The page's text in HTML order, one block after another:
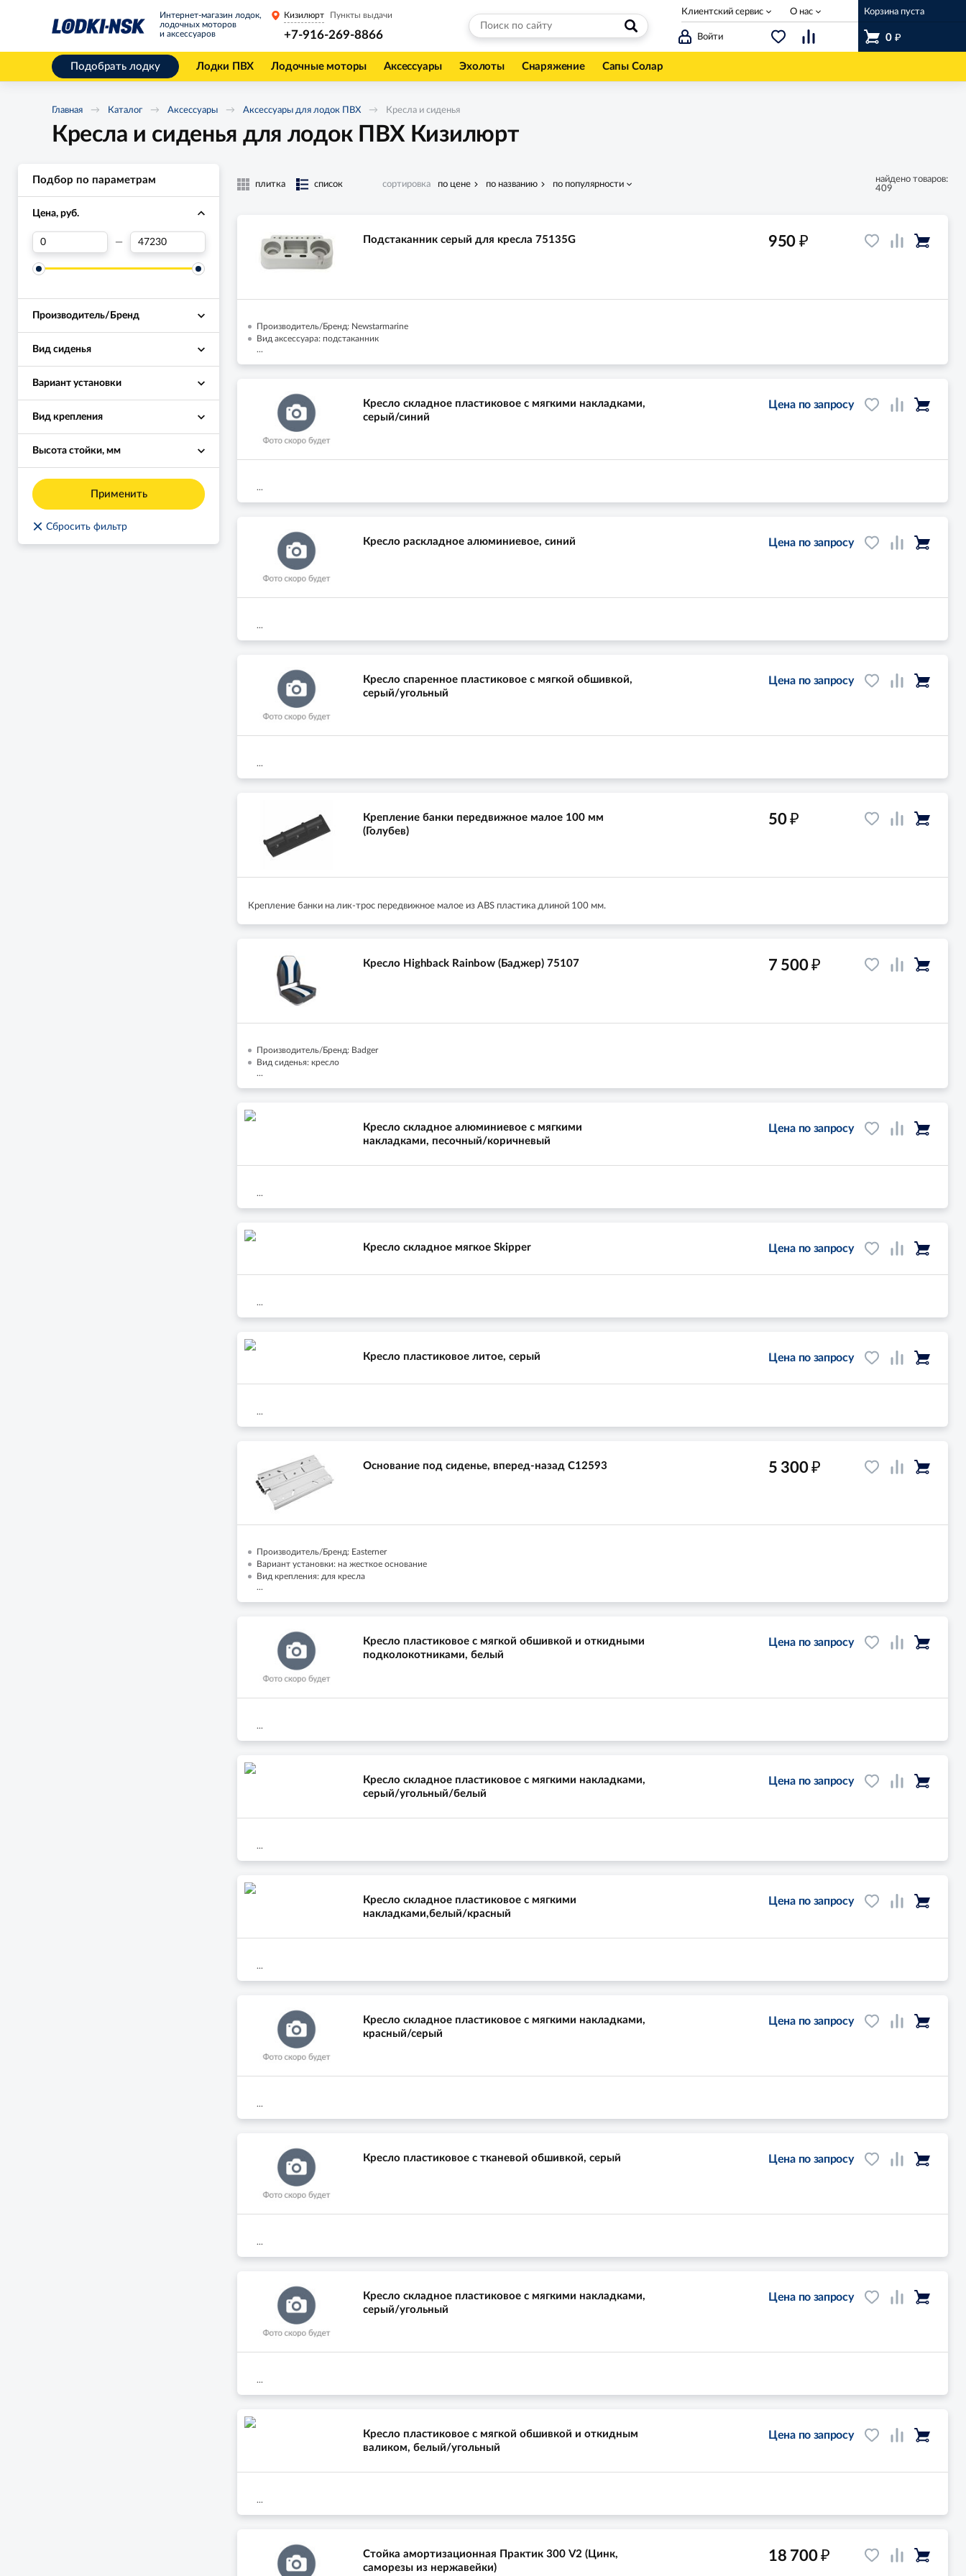
Интернет-магазин лодок,
лодочных моторов
и аксессуаров
Войти
Корзина пуста
0 ₽
Кизилюрт Пункты выдачи
+7-916-269-8866
Клиентский сервис О нас
Подобрать лодку Лодки ПВХ Лодочные моторы Аксессуары Эхолоты Снаряжение Сапы Солар
Главная Каталог Аксессуары Аксессуары для лодок ПВХ Кресла и сиденья
Кресла и сиденья для лодок ПВХ Кизилюрт
Подбор по параметрам
Цена, руб.
—
Производитель/Бренд
Вид сиденья
Вариант установки
Вид крепления
Высота стойки, мм
Применить
× Сбросить фильтр
плитка список сортировка по цене по названию по популярности
найдено товаров:
409
Подстаканник серый для кресла 75135G
Производитель/Бренд: Newstarmarine
Вид аксессуара: подстаканник
...
950 ₽
Кресло складное пластиковое с мягкими накладками,
серый/синий
...
Цена по запросу
Кресло раскладное алюминиевое, синий
...
Цена по запросу
Кресло спаренное пластиковое с мягкой обшивкой,
серый/угольный
...
Цена по запросу
Крепление банки передвижное малое 100 мм
(Голубев)
Крепление банки на лик-трос передвижное малое из ABS пластика длиной 100 мм.
50₽
Кресло Highback Rainbow (Баджер) 75107
Производитель/Бренд: Badger
Вид сиденья: кресло
...
7 500₽
Кресло складное алюминиевое с мягкими
накладками, песочный/коричневый
...
Цена по запросу
Кресло складное мягкое Skipper
...
Цена по запросу
Кресло пластиковое литое, серый
...
Цена по запросу
Основание под сиденье, вперед-назад C12593
Производитель/Бренд: Easterner
Вариант установки: на жесткое основание
Вид крепления: для кресла
...
5 300₽
Кресло пластиковое с мягкой обшивкой и откидными
подколокотниками, белый
...
Цена по запросу
Кресло складное пластиковое с мягкими накладками,
серый/угольный/белый
...
Цена по запросу
Кресло складное пластиковое с мягкими
накладками,белый/красный
...
Цена по запросу
Кресло складное пластиковое с мягкими накладками,
красный/серый
...
Цена по запросу
Кресло пластиковое с тканевой обшивкой, серый
...
Цена по запросу
Кресло складное пластиковое с мягкими накладками,
серый/угольный
...
Цена по запросу
Кресло пластиковое с мягкой обшивкой и откидным
валиком, белый/угольный
...
Цена по запросу
Стойка амортизационная Практик 300 V2 (Цинк,
саморезы из нержавейки)
18 700₽